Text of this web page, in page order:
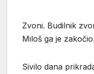
Zvoni. Budilnik
Miloš ga je zakočio.
Sivilo dana